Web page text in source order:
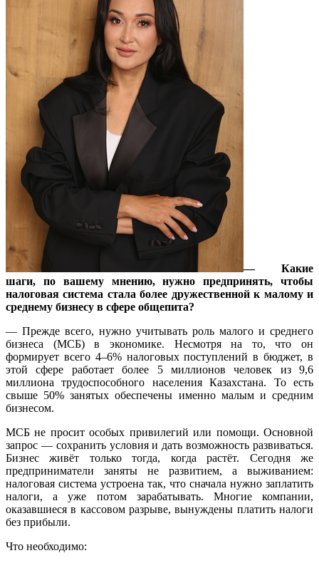
— Какие
шаги, по вашему мнению, нужно предпринять, чтобы
налоговая система стала более дружественной к малому и
среднему бизнесу в сфере общепита?
— Прежде всего, нужно учитывать роль малого и среднего
бизнеса (МСБ) в экономике. Несмотря на то, что он
формирует всего 4–6% налоговых поступлений в бюджет, в
этой сфере работает более 5 миллионов человек из 9,6
миллиона трудоспособного населения Казахстана. То есть
свыше 50% занятых обеспечены именно малым и средним
бизнесом.
МСБ не просит особых привилегий или помощи. Основной
запрос — сохранить условия и дать возможность развиваться.
Бизнес живёт только тогда, когда растёт. Сегодня же
предприниматели заняты не развитием, а выживанием:
налоговая система устроена так, что сначала нужно заплатить
налоги, а уже потом зарабатывать. Многие компании,
оказавшиеся в кассовом разрыве, вынуждены платить налоги
без прибыли.
Что необходимо: